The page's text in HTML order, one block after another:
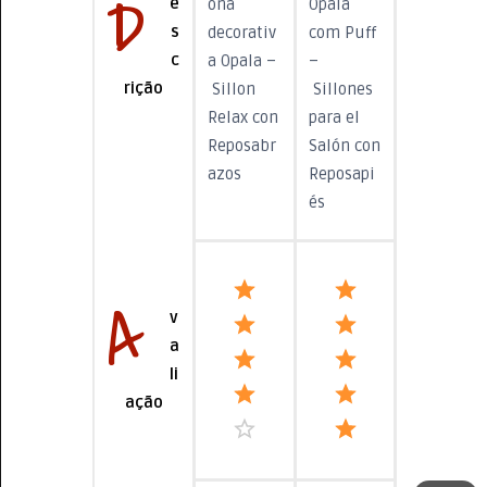
D
s
c
rição
ona
decorativ
a Opala –
Sillon
Relax con
Reposabr
azos
Opala
com Puff
–
Sillones
para el
Salón con
Reposapi
és
A
v
a
li
ação